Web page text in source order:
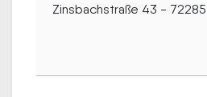
Zinsbachstraße 43 -